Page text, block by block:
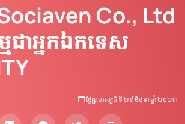
Co., Ltd
មជាអ្នកឯកទេស
ថ្ងៃព្រហស្បតិ៍ ទី ២៩ មិថុនា ឆ្នាំ ២០២៣​